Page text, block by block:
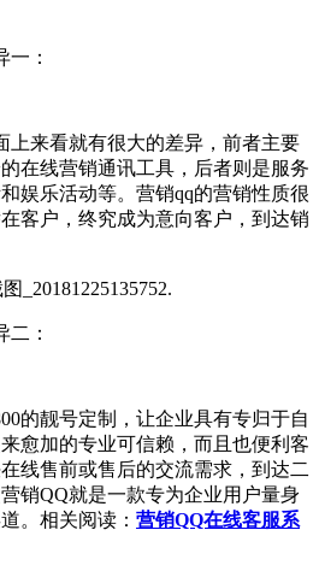
：
来看就有很大的差异，前者主要
在线营销通讯工具，后者则是服务
娱乐活动等。营销qq的营销性质很
客户，终究成为意向客户，到达销
：
的靓号定制，让企业具有专归于自
愈加的专业可信赖，而且也便利客
线售前或售后的交流需求，到达二
销QQ就是一款专为企业用户量身
。相关阅读： 营销QQ在线客服系